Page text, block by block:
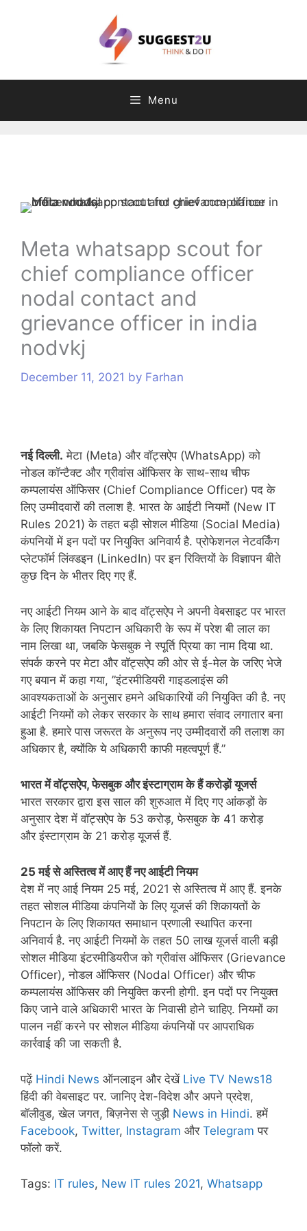
Menu
Meta whatsapp scout for
chief compliance officer
nodal contact and
grievance officer in india
nodvkj
December 11, 2021 by Farhan
नई दिल्ली. मेटा (Meta) और वॉट्सऐप (WhatsApp) को
नोडल कॉन्टैक्ट और ग्रीवांस ऑफिसर के साथ-साथ चीफ
कम्पलायंस ऑफिसर (Chief Compliance Officer) पद के
लिए उम्मीदवारों की तलाश है. भारत के आईटी नियमों (New IT
Rules 2021) के तहत बड़ी सोशल मीडिया (Social Media)
कंपनियों में इन पदों पर नियुक्ति अनिवार्य है. प्रोफेशनल नेटवर्किंग
प्लेटफॉर्म लिंक्डइन (LinkedIn) पर इन रिक्तियों के विज्ञापन बीते
कुछ दिन के भीतर दिए गए हैं.
नए आईटी नियम आने के बाद वॉट्सऐप ने अपनी वेबसाइट पर भारत
के लिए शिकायत निपटान अधिकारी के रूप में परेश बी लाल का
नाम लिखा था, जबकि फेसबुक ने स्पूर्ति प्रिया का नाम दिया था.
संपर्क करने पर मेटा और वॉट्सऐप की ओर से ई-मेल के जरिए भेजे
गए बयान में कहा गया, ”इंटरमीडियरी गाइडलाइंस की
आवश्यकताओं के अनुसार हमने अधिकारियों की नियुक्ति की है. नए
आईटी नियमों को लेकर सरकार के साथ हमारा संवाद लगातार बना
हुआ है. हमारे पास जरूरत के अनुरूप नए उम्मीदवारों की तलाश का
अधिकार है, क्योंकि ये अधिकारी काफी महत्वपूर्ण हैं.”
भारत में वॉट्सऐप, फेसबुक और इंस्टाग्राम के हैं करोड़ों यूजर्स
भारत सरकार द्वारा इस साल की शुरुआत में दिए गए आंकड़ों के
अनुसार देश में वॉट्सऐप के 53 करोड़, फेसबुक के 41 करोड़
और इंस्टाग्राम के 21 करोड़ यूजर्स हैं.
25 मई से अस्तित्व में आए हैं नए आईटी नियम
देश में नए आई नियम 25 मई, 2021 से अस्तित्व में आए हैं. इनके
तहत सोशल मीडिया कंपनियों के लिए यूजर्स की शिकायतों के
निपटान के लिए शिकायत समाधान प्रणाली स्थापित करना
अनिवार्य है. नए आईटी नियमों के तहत 50 लाख यूजर्स वाली बड़ी
सोशल मीडिया इंटरमीडियरीज को ग्रीवांस ऑफिसर (Grievance
Officer), नोडल ऑफिसर (Nodal Officer) और चीफ
कम्पलायंस ऑफिसर की नियुक्ति करनी होगी. इन पदों पर नियुक्त
किए जाने वाले अधिकारी भारत के निवासी होने चाहिए. नियमों का
पालन नहीं करने पर सोशल मीडिया कंपनियों पर आपराधिक
कार्रवाई की जा सकती है.
पढ़ें Hindi News ऑनलाइन और देखें Live TV News18
हिंदी की वेबसाइट पर. जानिए देश-विदेश और अपने प्रदेश,
बॉलीवुड, खेल जगत, बिज़नेस से जुड़ी News in Hindi. हमें
Facebook, Twitter, Instagram और Telegram पर
फॉलो करें.
Tags: IT rules, New IT rules 2021, Whatsapp
t
g
o
r
i
e
s
g